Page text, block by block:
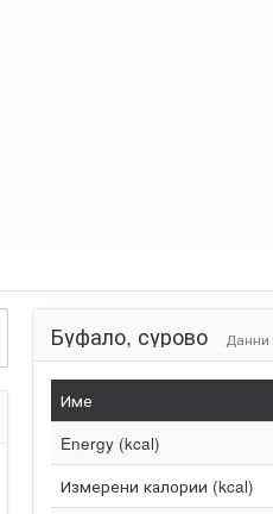
Буфало, сурово Данни
Име
Energy (kcal)
Измерени калории (kcal)